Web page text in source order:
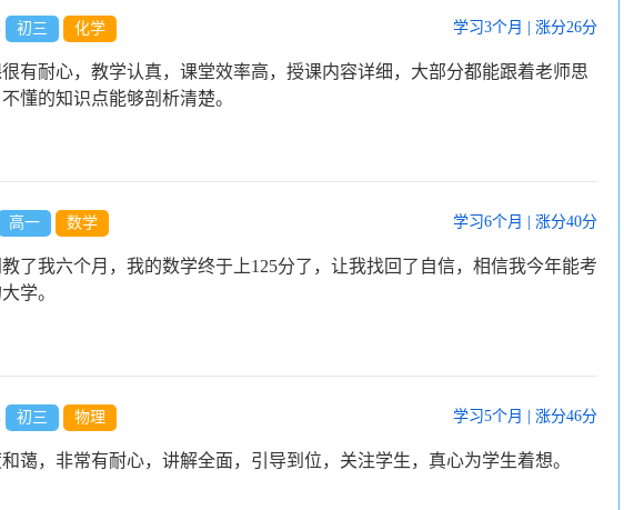
初三 化学 学习3个月 | 涨分26分
有耐心，教学认真，课堂效率高，授课内容详细，大部分都能跟着老师思
懂的知识点能够剖析清楚。
高一 数学 学习6个月 | 涨分40分
了我六个月，我的数学终于上125分了，让我找回了自信，相信我今年能考
学。
初三 物理 学习5个月 | 涨分46分
蔼，非常有耐心，讲解全面，引导到位，关注学生，真心为学生着想。